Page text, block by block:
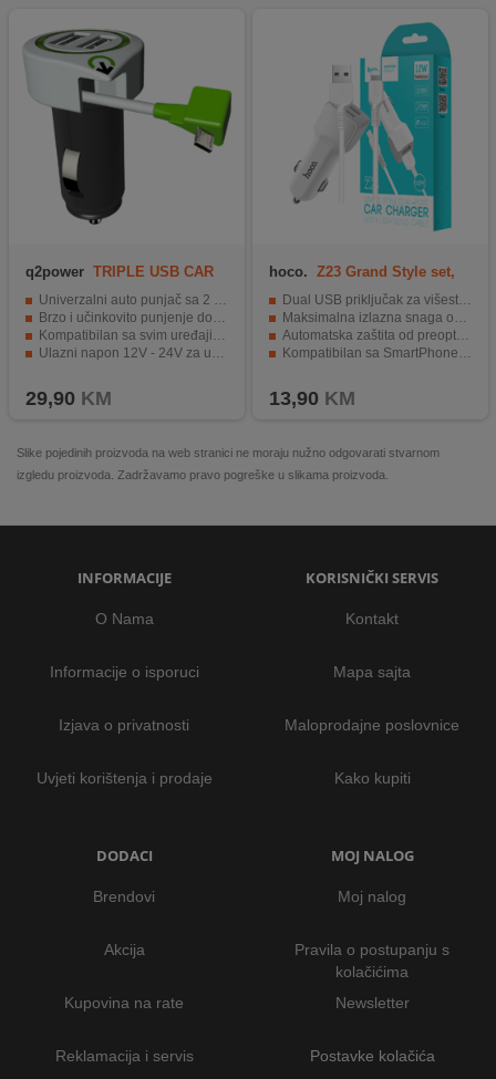
q2power TRIPLE USB CAR
Univerzalni auto punjač sa 2 USB utora
Brzo i učinkovito punjenje do 3.1A
Kompatibilan sa svim uređajima koji podržavaju USB punjenje
Ulazni napon 12V - 24V za upotrebu u svim vozilima
29,90 KM
hoco. Z23 Grand Style set,
Dual USB priključak za višestruko punjenje uređaja
Maksimalna izlazna snaga od 5V/2.4A
Automatska zaštita od preopterećenja za sigurnost
Kompatibilan sa SmartPhone, iPhone, MP3 player, PDA, navigacijom...
13,90 KM
Slike pojedinih proizvoda na web stranici ne moraju nužno odgovarati stvarnom
izgledu proizvoda. Zadržavamo pravo pogreške u slikama proizvoda.
INFORMACIJE
O Nama
Informacije o isporuci
Izjava o privatnosti
Uvjeti korištenja i prodaje
KORISNIČKI SERVIS
Kontakt
Mapa sajta
Maloprodajne poslovnice
Kako kupiti
DODACI
Brendovi
Akcija
Kupovina na rate
Reklamacija i servis
MOJ NALOG
Moj nalog
Pravila o postupanju s
kolačićima
Newsletter
Postavke kolačića